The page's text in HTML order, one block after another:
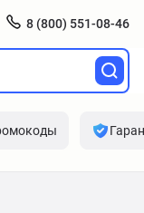
8 (800) 551-08-46